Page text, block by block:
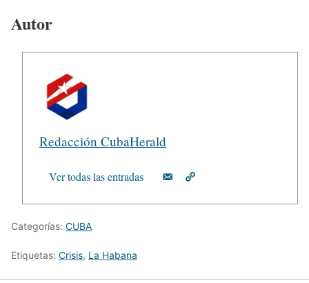
Autor
Redacción CubaHerald
Ver todas las entradas
Categorías: CUBA
Etiquetas: Crisis, La Habana